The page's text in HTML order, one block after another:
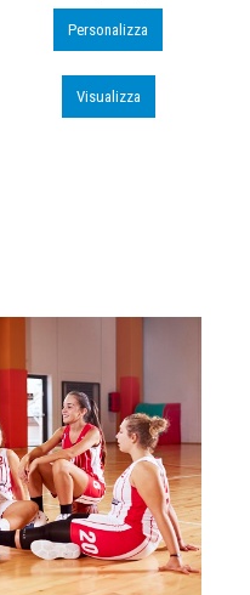
Personalizza
Visualizza